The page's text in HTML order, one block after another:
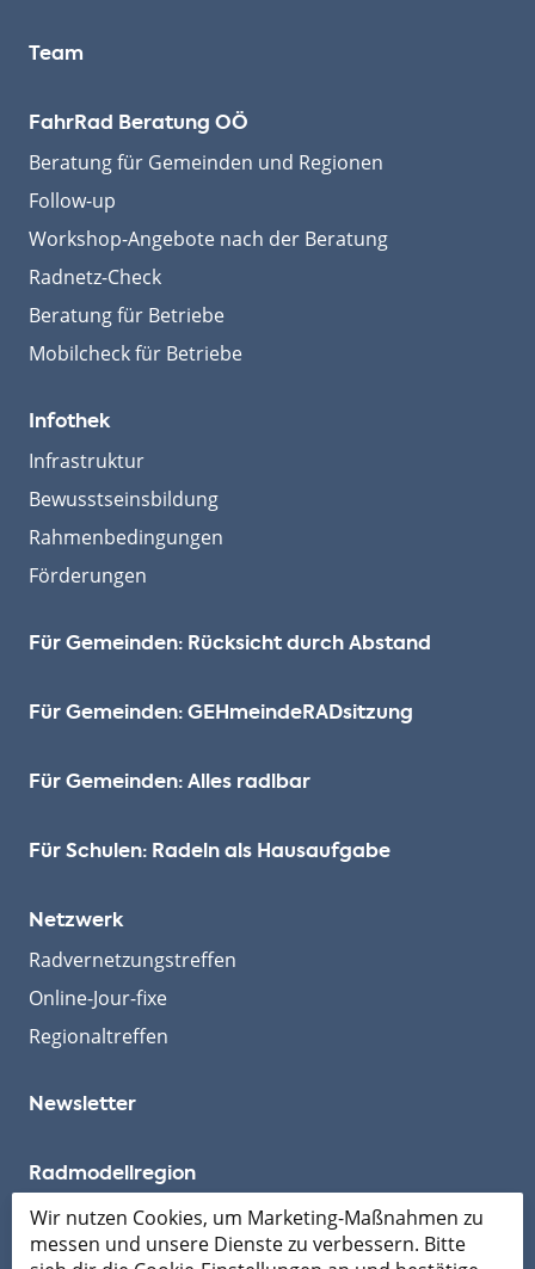
Team
FahrRad Beratung OÖ
Beratung für Gemeinden und Regionen
Follow-up
Workshop-Angebote nach der Beratung
Radnetz-Check
Beratung für Betriebe
Mobilcheck für Betriebe
Infothek
Infrastruktur
Bewusstseinsbildung
Rahmenbedingungen
Förderungen
Für Gemeinden: Rücksicht durch Abstand
Für Gemeinden: GEHmeinde­RADsitzung
Für Gemeinden: Alles radlbar
Für Schulen: Radeln als Hausaufgabe
Netzwerk
Radvernetzungstreffen
Online-Jour-fixe
Regionaltreffen
Newsletter
Radmodellregion
Mobil ans Ziel
Wir nutzen Cookies, um Marketing-Maßnahmen zu
messen und unsere Dienste zu verbessern. Bitte